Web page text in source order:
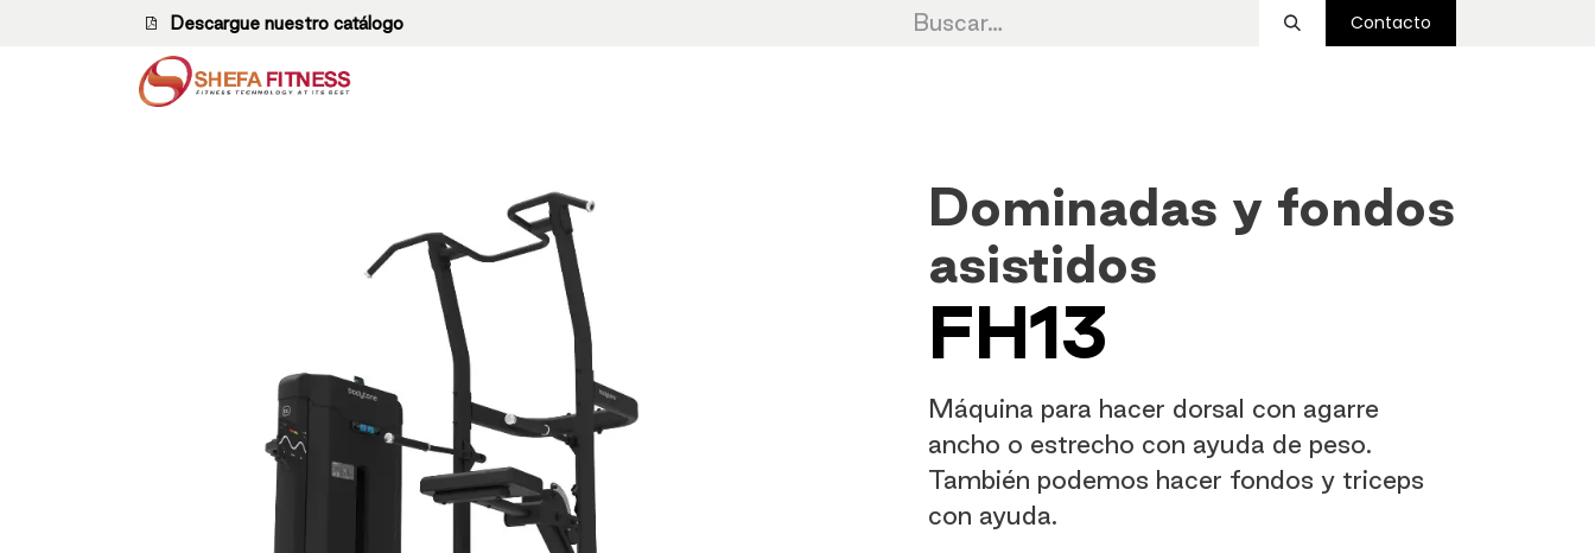
Ir al contenido Descargue nuestro catálogo Contacto
Dominadas y fondos
asistidos
FH13
Máquina para hacer dorsal con agarre
ancho o estrecho con ayuda de peso.
También podemos hacer fondos y triceps
con ayuda.